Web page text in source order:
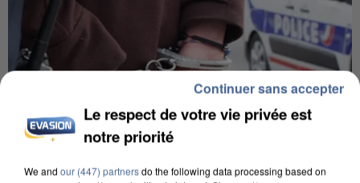
Le respect de votre vie privée est
notre priorité
We and our (447) partnersdo the following data processing based on
Continuer sans accepter